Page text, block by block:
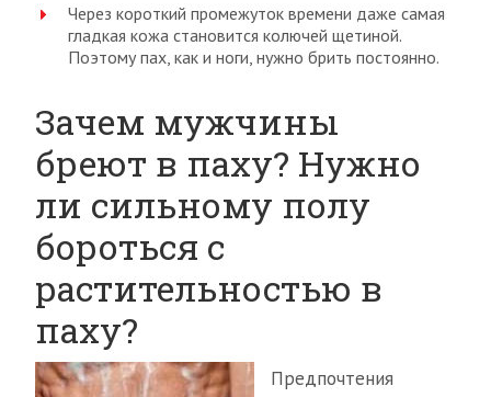
Через короткий промежуток времени даже самая
гладкая кожа становится колючей щетиной.
Поэтому пах, как и ноги, нужно брить постоянно.
Зачем мужчины
бреют в паху? Нужно
ли сильному полу
бороться с
растительностью в
паху?
Предпочтения